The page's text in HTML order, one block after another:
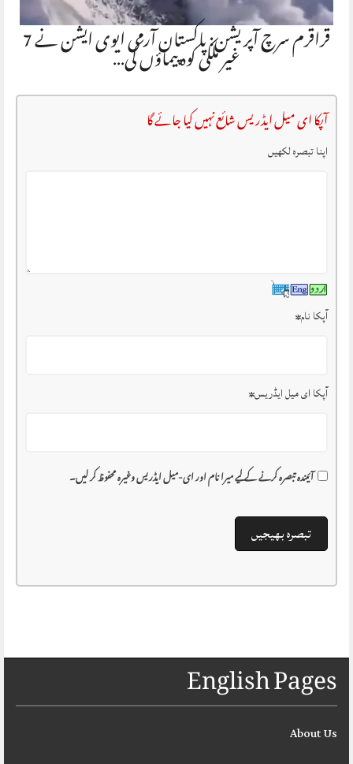
قراقرم سرچ آپریشن: پاکستان آرمی ایوی ایشن نے 7 غیر ملکی کوہ پیماؤں کی…
آپکا ای میل ایڈریس شائع نہیں کیا جائے گا
اپنا تبصرہ لکھیں
آپکا نام*
آپکا ای میل ایڈریس*
آئیندہ تبصرہ کرنے کے لیے میرا نام اور ای-میل ایڈریس وغیرہ محفوظ کر لیں۔
English Pages
About Us